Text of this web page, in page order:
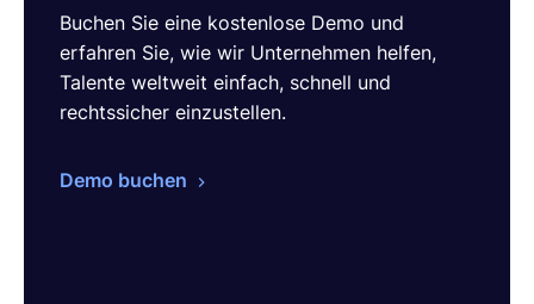
Buchen Sie eine kostenlose Demo und
erfahren Sie, wie wir Unternehmen helfen,
Talente weltweit einfach, schnell und
rechtssicher einzustellen.
Demo buchen